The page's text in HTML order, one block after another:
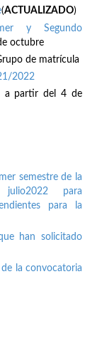
(ACTUALIZADO)
y Segundo
octubre
de matrícula
2022
a partir del 4 de
semestre de la
julio2022 para
para la
han solicitado
la convocatoria